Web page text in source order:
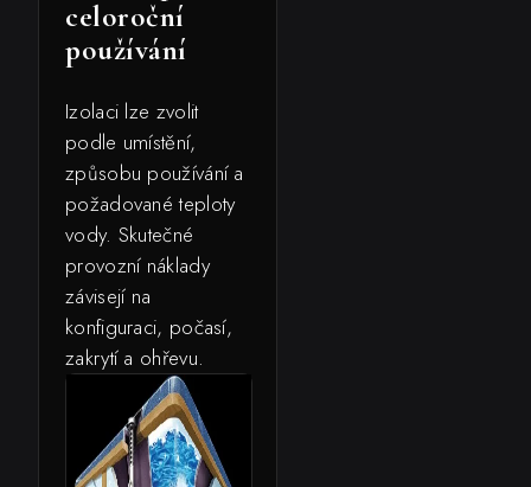
celoroční
používání
Izolaci lze zvolit
podle umístění,
způsobu používání a
požadované teploty
vody. Skutečné
provozní náklady
závisejí na
konfiguraci, počasí,
zakrytí a ohřevu.